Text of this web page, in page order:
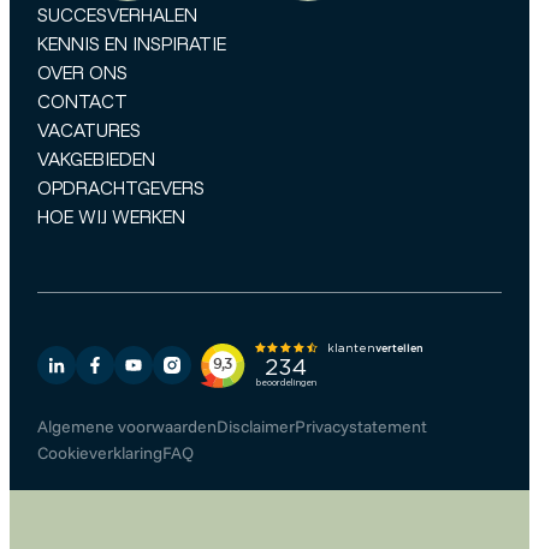
SUCCESVERHALEN
KENNIS EN INSPIRATIE
OVER ONS
CONTACT
VACATURES
VAKGEBIEDEN
OPDRACHTGEVERS
HOE WIJ WERKEN
Algemene voorwaardenDisclaimerPrivacystatement
CookieverklaringFAQ